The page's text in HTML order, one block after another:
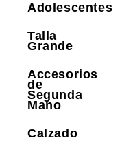
Adolescentes
Talla
Grande
Accesorios
de
Segunda
Mano
Calzado